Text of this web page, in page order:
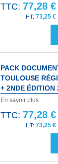
TTC: 77,28 €
73,25 €
PACK
TOULOUSE
+ 2NDE ÉDITION
En savoir plus
TTC: 77,28 €
73,25 €